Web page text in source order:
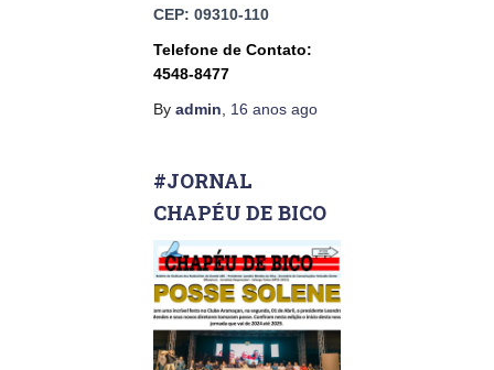
CEP: 09310-110
Telefone de Contato:
4548-8477
By admin 16 anos ago
#JORNAL
CHAPÉU DE BICO